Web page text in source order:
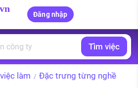
Đăng nhập
Net
nhân
Tìm việc
làm / Đặc trưng từng nghề